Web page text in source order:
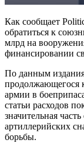
Как сообщает
обратиться к
млрд на
финансировании
По данным
продолжающегося
армии в
статьи расходов
значительная
артиллерийских
борьбы.